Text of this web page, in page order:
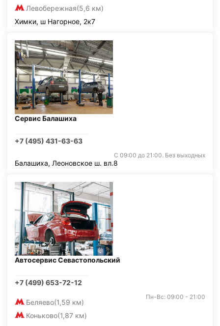
Левобережная(5,6 км)
Химки, ш Нагорное, 2к7
Сервис Балашиха
+7 (495) 431-63-63
С 09:00 до 21:00. Без выходных
Балашиха, Леоновское ш. вл.8
Автосервис Севастопольский
+7 (499) 653-72-12
Беляево(1,59 км)
Коньково(1,87 км)
Пн-Вс: 09:00 - 21:00